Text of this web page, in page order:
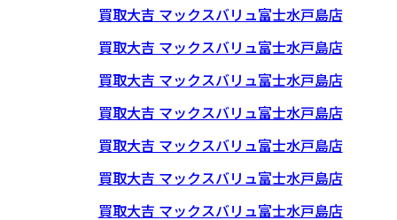
買取大吉 マックスバリュ富士水戸島店
買取大吉 マックスバリュ富士水戸島店
買取大吉 マックスバリュ富士水戸島店
買取大吉 マックスバリュ富士水戸島店
買取大吉 マックスバリュ富士水戸島店
買取大吉 マックスバリュ富士水戸島店
買取大吉 マックスバリュ富士水戸島店